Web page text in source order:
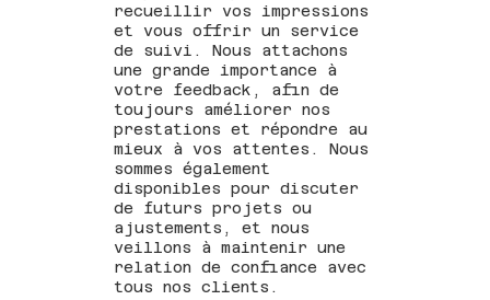
recueillir vos impressions
et vous offrir un service
de suivi. Nous attachons
une grande importance à
votre feedback, afin de
toujours améliorer nos
prestations et répondre au
mieux à vos attentes. Nous
sommes également
disponibles pour discuter
de futurs projets ou
ajustements, et nous
veillons à maintenir une
relation de confiance avec
tous nos clients.